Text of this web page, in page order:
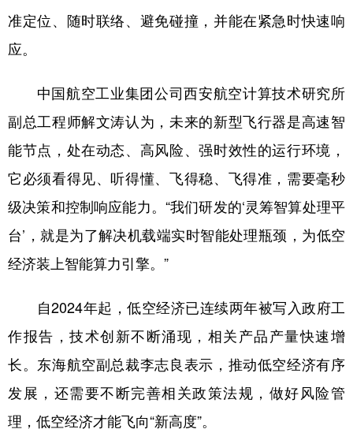
准定位、随时联络、避免碰撞，并能在紧急时快速响
应。
中国航空工业集团公司西安航空计算技术研究所
副总工程师解文涛认为，未来的新型飞行器是高速智
能节点，处在动态、高风险、强时效性的运行环境，
它必须看得见、听得懂、飞得稳、飞得准，需要毫秒
级决策和控制响应能力。“我们研发的‘灵筹智算处理平
台’，就是为了解决机载端实时智能处理瓶颈，为低空
经济装上智能算力引擎。”
自2024年起，低空经济已连续两年被写入政府工
作报告，技术创新不断涌现，相关产品产量快速增
长。东海航空副总裁李志良表示，推动低空经济有序
发展，还需要不断完善相关政策法规，做好风险管
理，低空经济才能飞向“新高度”。